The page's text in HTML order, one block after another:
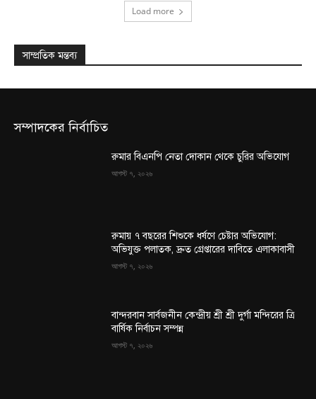
Load more
সাম্প্রতিক মন্তব্য
সম্পাদকের নির্বাচিত
রুমার বিএনপি নেতা দোকান থেকে চুরির অভিযোগ
আগস্ট ৭, ২০২৬
রুমায় ৭ বছরের শিশুকে ধর্ষণে চেষ্টার অভিযোগ:
অভিযুক্ত পলাতক, দ্রুত গ্রেপ্তারের দাবিতে এলাকাবাসী
আগস্ট ৭, ২০২৬
বান্দরবান সার্বজনীন কেন্দ্রীয় শ্রী শ্রী দুর্গা মন্দিরের ত্রি
বার্ষিক নির্বাচন সম্পন্ন
আগস্ট ৭, ২০২৬